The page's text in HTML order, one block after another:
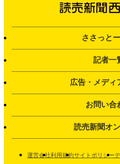
ささっと
記者一
広告・メディ
お問い合
読売新聞オ
運営会社利用規約サイトポリシー